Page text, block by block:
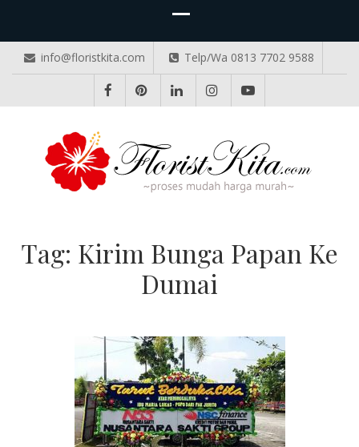
info@floristkita.com Telp/Wa 0813 7702 9588
Tag: Kirim Bunga Papan Ke
Dumai